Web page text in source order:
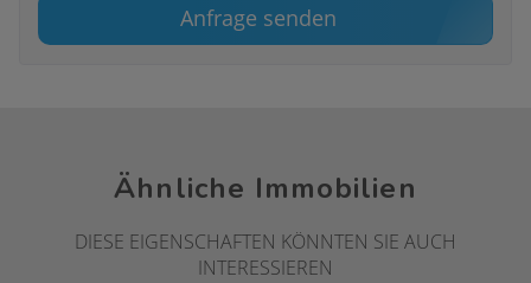
nicht nur ein Ort zum Wohnen, sondern ein Ort, an
dem Träume wahr werden.
Anfrage senden
Ähnliche Immobilien
DIESE EIGENSCHAFTEN KÖNNTEN SIE AUCH
INTERESSIEREN